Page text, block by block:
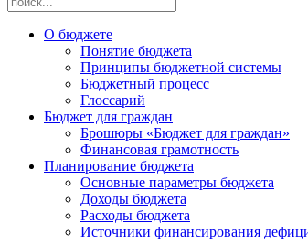
О бюджете
Понятие бюджета
Принципы бюджетной системы
Бюджетный процесс
Глоссарий
Бюджет для граждан
Брошюры «Бюджет для граждан»
Финансовая грамотность
Планирование бюджета
Основные параметры бюджета
Доходы бюджета
Расходы бюджета
Источники финансирования